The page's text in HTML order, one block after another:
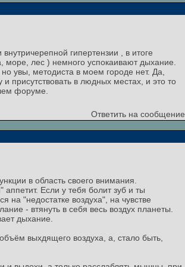
гипертензии , в итоге
море, лес ) немного успокаивают дыхание.
увы, методиста в моем городе нет. Да,
присутствовать в людных местах, и это то
форуме.
Ответить на сообщение
в область своего внимания.
Если у тебя болит зуб и ты
на "недостатке воздуха", на чувстве
- втянуть в себя весь воздух планеты.
дыхание.
выхдящего воздуха, а, стало быть,